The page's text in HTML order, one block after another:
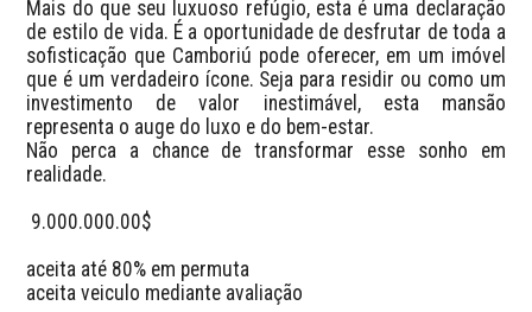
Mais do que seu luxuoso refúgio, esta é uma declaração
de estilo de vida. É a oportunidade de desfrutar de toda a
sofisticação que Camboriú pode oferecer, em um imóvel
que é um verdadeiro ícone. Seja para residir ou como um
investimento de valor inestimável, esta mansão
representa o auge do luxo e do bem-estar.
Não perca a chance de transformar esse sonho em
realidade.
aceita até 80% em permuta
aceita veiculo mediante avaliação